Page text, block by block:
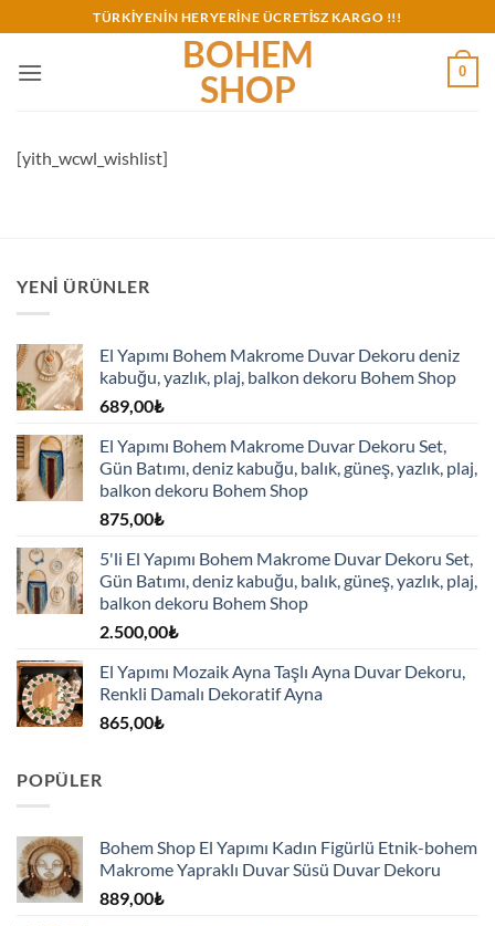
atla
TÜRKİYENİN HERYERİNE ÜCRETİSZ KARGO !!!
BOHEM
SHOP
0
[yith_wcwl_wishlist]
YENI ÜRÜNLER
El Yapımı Bohem Makrome Duvar Dekoru deniz
kabuğu, yazlık, plaj, balkon dekoru Bohem Shop
689,00₺
El Yapımı Bohem Makrome Duvar Dekoru Set,
Gün Batımı, deniz kabuğu, balık, güneş, yazlık, plaj,
balkon dekoru Bohem Shop
875,00₺
5'li El Yapımı Bohem Makrome Duvar Dekoru Set,
Gün Batımı, deniz kabuğu, balık, güneş, yazlık, plaj,
balkon dekoru Bohem Shop
2.500,00₺
El Yapımı Mozaik Ayna Taşlı Ayna Duvar Dekoru,
Renkli Damalı Dekoratif Ayna
865,00₺
POPÜLER
Bohem Shop El Yapımı Kadın Figürlü Etnik-bohem
Makrome Yapraklı Duvar Süsü Duvar Dekoru
889,00₺